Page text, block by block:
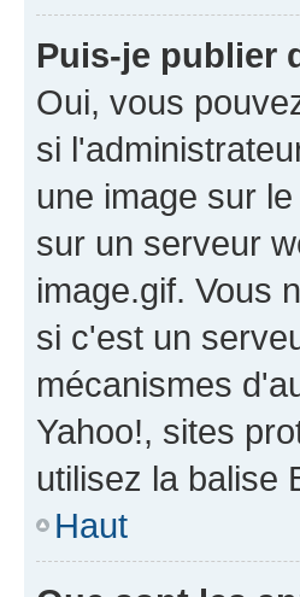
Puis-je publier
Oui, vous
si
une image sur
sur un serveur
image.gif. Vous
si c'est un
mécanismes
Yahoo!, sites
utilisez la balise
Haut